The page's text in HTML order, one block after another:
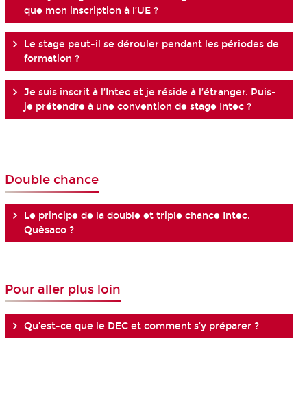
que mon inscription à l’UE ?
Le stage peut-il se dérouler pendant les périodes de
formation ?
Je suis inscrit à l’Intec et je réside à l’étranger. Puis-
je prétendre à une convention de stage Intec ?
Double chance
Le principe de la double et triple chance Intec.
Quèsaco ?
Pour aller plus loin
Qu’est-ce que le DEC et comment s’y préparer ?